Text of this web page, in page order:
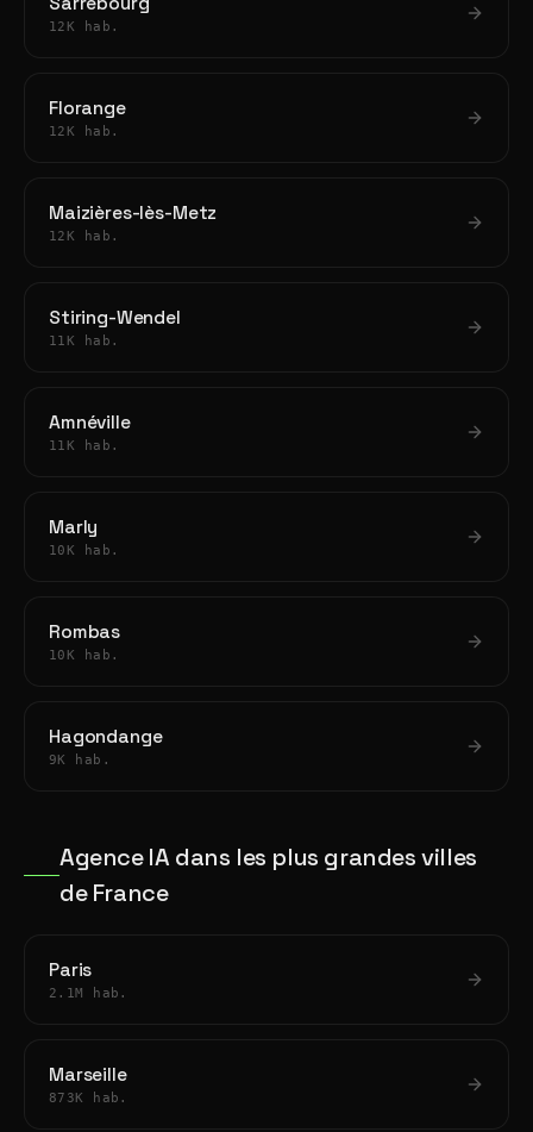
12K hab.
Florange
12K hab.
Maizières-lès-Metz
12K hab.
Stiring-Wendel
11K hab.
Amnéville
11K hab.
Marly
10K hab.
Rombas
10K hab.
Hagondange
9K hab.
Agence IA dans les plus grandes villes
de France
Paris
2.1M hab.
Marseille
873K hab.